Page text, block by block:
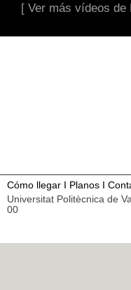
[ Ver más vídeos de
Cómo llegar I Planos I
Universitat Politècnica de
00